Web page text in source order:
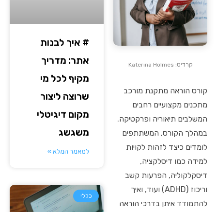
קרדיט: Katerina Holmes
קורס הוראה מתקנת מורכב
מתכנים מקצועיים רחבים
המשלבים תיאוריה ופרקטיקה.
במהלך הקורס, המשתתפים
לומדים כיצד לזהות לקויות
למידה כמו דיסלקציה,
דיסקלקוליה, הפרעות קשב
וריכוז (ADHD) ועוד, ואיך
להתמודד איתן בדרכי הוראה
# איך לבנות
אתר: מדריך
מקיף לכל מי
שרוצה ליצור
מקום דיגיטלי
משגשג
למאמר המלא »
כללי